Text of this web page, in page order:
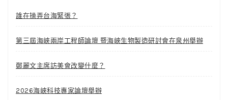
誰在操弄台海緊張？
第三屆海峽兩岸工程師論壇 暨海峽生物製造研討會在泉州舉辦
鄭麗文主席訪美會改變什麼？
2026海峽科技專家論壇舉辦